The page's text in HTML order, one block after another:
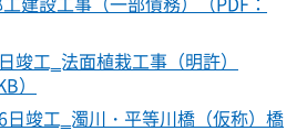
竣工‗法面植栽工事（明許）
）
日竣工‗濁川・平等川橋（仮称）橋